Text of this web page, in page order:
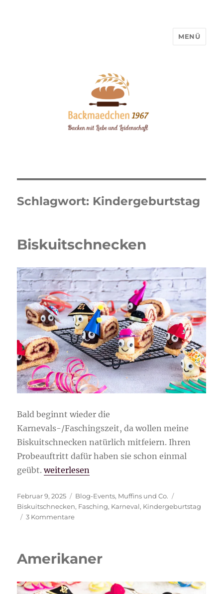
MENÜ
Schlagwort: Kindergeburtstag
Biskuitschnecken
Bald beginnt wieder die
Karnevals-/Faschingszeit, da wollen meine
Biskuitschnecken natürlich mitfeiern. Ihren
Probeauftritt dafür haben sie schon einmal
geübt.„Biskuitschnecken“
weiterlesen
Veröffentlicht
am
Februar 9, 2025 Kategorien
Blog-Events, Muffins und Co.
Biskuitschnecken, Fasching, Karneval, Kindergeburtstag
3 Kommentarezu
Amerikaner